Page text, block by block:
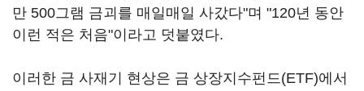
만 500그램 금괴를 매일매일 사갔다"며 "120년 동안
이런 적은 처음"이라고 덧붙였다.
이러한 금 사재기 현상은 금 상장지수펀드(ETF)에서